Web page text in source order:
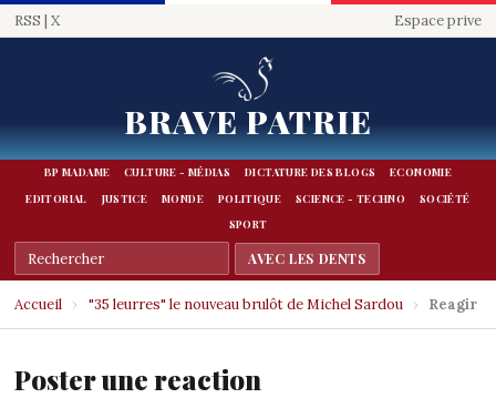
RSS | X Espace prive
BRAVE PATRIE
BP MADAME CULTURE - MÉDIAS DICTATURE DES BLOGS
ECONOMIE
EDITORIAL
JUSTICE MONDE POLITIQUE SCIENCE - TECHNO
SOCIÉTÉ
SPORT
Accueil › "35 leurres" le nouveau brulôt de Michel Sardou › Reagir
Poster une reaction